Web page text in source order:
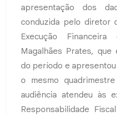
apresentação dos
conduzida pelo diretor
Execução
Magalhães Prates,
do período e
o mesmo
audiência atendeu às
Responsabilidade